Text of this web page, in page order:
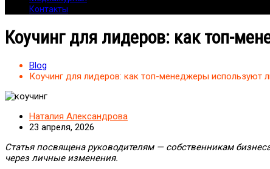
Контакты
Коучинг для лидеров: как топ-
Blog
Коучинг для лидеров: как топ-менеджеры используют
Наталия Александрова
23 апреля, 2026
Статья посвящена руководителям — собственникам
через личные изменения.